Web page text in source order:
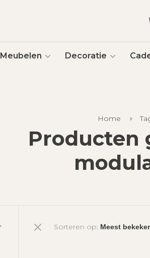
Meubelen Decoratie
Home
Producten
Sorteren op: